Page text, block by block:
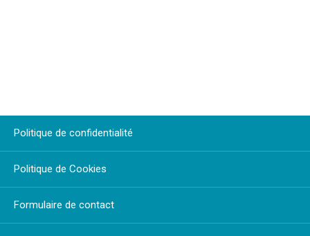
Politique de confidentialité
Politique de Cookies
Formulaire de contact